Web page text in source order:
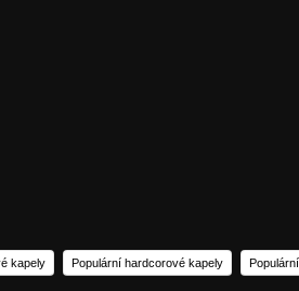
kapely Populární hardcorové kapely